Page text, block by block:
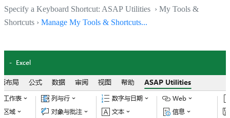
Specify a Keyboard Shortcut: ASAP Utilities › My Tools &
Shortcuts › Manage My Tools & Shortcuts...